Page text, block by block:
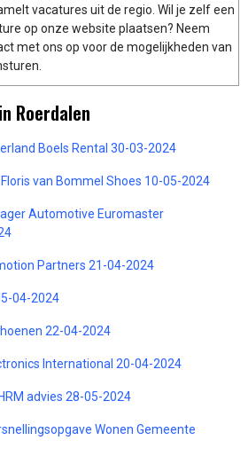
vacatures uit de regio. Wil je zelf een
op onze website plaatsen? Neem
met ons op voor de mogelijkheden van
Roerdalen
Boels Rental 30-03-2024
van Bommel Shoes 10-05-2024
Automotive Euromaster
Partners 21-04-2024
04-2024
22-04-2024
International 20-04-2024
advies 28-05-2024
Wonen Gemeente